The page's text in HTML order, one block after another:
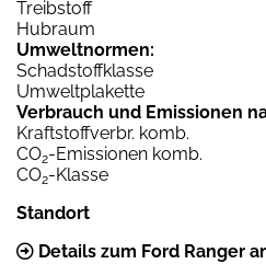
Treibstoff
Hubraum
Umweltnormen:
Schadstoffklasse
Umweltplakette
Verbrauch und Emissionen
Kraftstoffverbr. komb.
CO2-Emissionen komb.
CO2-Klasse
Standort
Details zum Ford Ranger